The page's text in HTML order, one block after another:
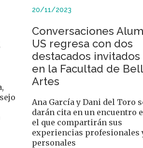
20/11/2023
Conversaciones
US regresa con dos
destacados invitados
en la Facultad de
Artes
Ana García y Dani del Toro
darán cita en un encuentro
el que compartirán sus
experiencias profesionales
personales